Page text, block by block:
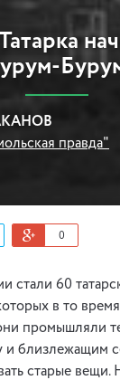
правда"
0
стали 60
в то
промышляли
и близлежащим
старые вещи.